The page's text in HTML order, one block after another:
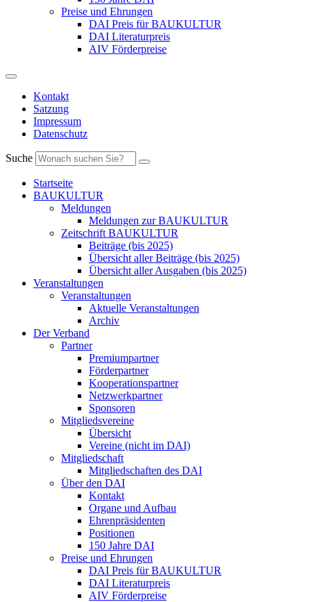
Preise und Ehrungen
DAI Preis für BAUKULTUR
DAI Literaturpreis
AIV Förderpreise
Kontakt
Satzung
Impressum
Datenschutz
Suche
Startseite
BAUKULTUR
Meldungen
Meldungen zur BAUKULTUR
Zeitschrift BAUKULTUR
Beiträge (bis 2025)
Übersicht aller Beiträge (bis 2025)
Übersicht aller Ausgaben (bis 2025)
Veranstaltungen
Veranstaltungen
Aktuelle Veranstaltungen
Archiv
Der Verband
Partner
Premiumpartner
Förderpartner
Kooperationspartner
Netzwerkpartner
Sponsoren
Mitgliedsvereine
Übersicht
Vereine (nicht im DAI)
Mitgliedschaft
Mitgliedschaften des DAI
Über den DAI
Kontakt
Organe und Aufbau
Ehrenpräsidenten
Positionen
150 Jahre DAI
Preise und Ehrungen
DAI Preis für BAUKULTUR
DAI Literaturpreis
AIV Förderpreise